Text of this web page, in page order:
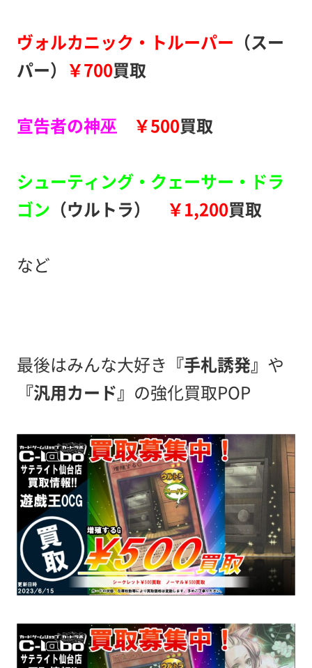
ヴォルカニック・トルーパー （スー
パー） ￥700買取
宣告者の神巫 ￥500買取
シューティング・クェーサー・ドラ
ゴン （ウルトラ） ￥1,200買取
など
最後はみんな大好き 『手札誘発』 や
『汎用カード』 の強化買取POP